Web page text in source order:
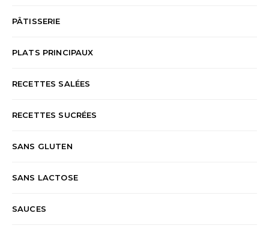
PÂTISSERIE
PLATS PRINCIPAUX
RECETTES SALÉES
RECETTES SUCRÉES
SANS GLUTEN
SANS LACTOSE
SAUCES